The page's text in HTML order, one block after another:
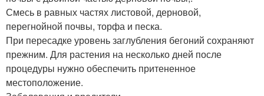
Смесь в равных частях листовой, дерновой,
перегнойной почвы, торфа и песка.
При пересадке уровень заглубления бегоний сохраняют
прежним. Для растения на несколько дней после
процедуры нужно обеспечить притененное
местоположение.